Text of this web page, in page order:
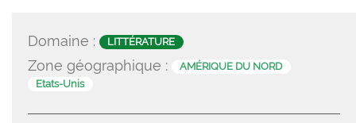
Domaine : LITTÉRATURE
Zone géographique :
AMÉRIQUE DU NORD
Etats-Unis